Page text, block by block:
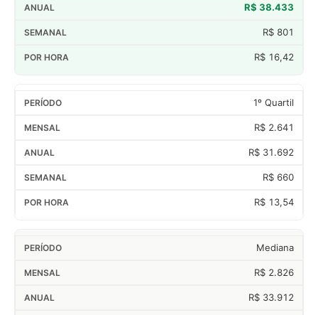
R$ 38.433
R$ 801
R$ 16,42
1º Quartil
R$ 2.641
R$ 31.692
R$ 660
R$ 13,54
Mediana
R$ 2.826
R$ 33.912